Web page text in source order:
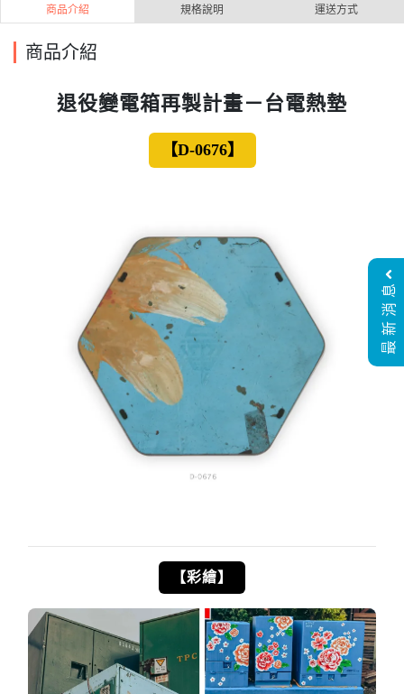
商品介紹 規格說明 運送方式
商品介紹
退役變電箱再製計畫－台電熱墊
【D-0676】
【彩繪】
最新消息